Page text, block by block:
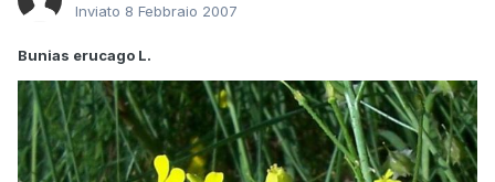
Inviato 8 Febbraio 2007
Bunias erucago L.